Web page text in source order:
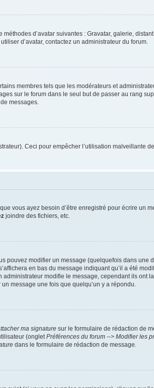
d’avatar suivantes : Gravatar, galerie,
d’avatar, contactez un administrateur du forum.
membres tels que les modérateurs et
sur le forum dans le seul but de passer au rang
messages.
Ceci pour empêcher l’utilisation malveillante
vous ayez besoin d’être enregistré pour écrire un
joindre des fichiers, etc.
pouvez modifier un message (quelquefois dans une
en bas du message indiquant qu’il a été
modifie le message, cependant ils ont
message une fois que quelqu’un y a répondu.
ma signature sur le formulaire de rédaction de
(ongletPréférences du forum --> Modifier les
dans le formulaire de rédaction de message.